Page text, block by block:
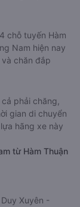
chỗ tuyến Hàm
Nam hiện nay
chăn đắp
phải chăng,
gian di chuyển
hãng xe này
từ Hàm Thuận
Xuyên -